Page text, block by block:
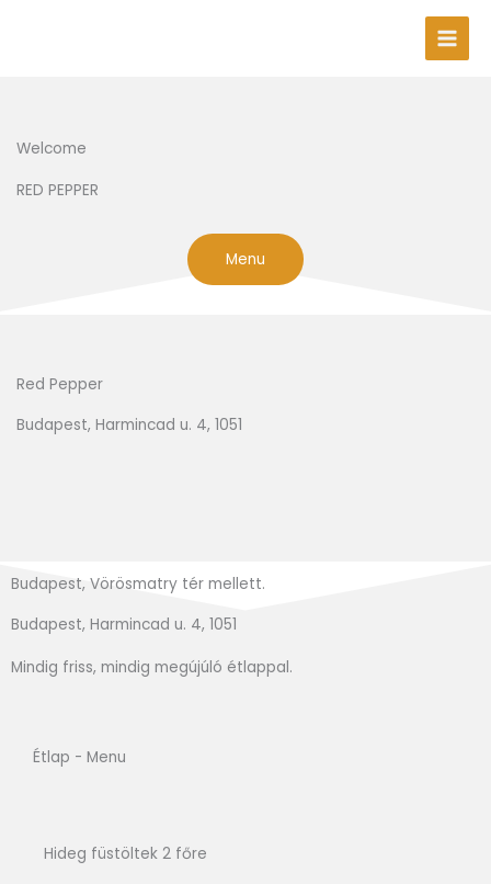
Welcome
RED PEPPER
Menu
Red Pepper
Budapest, Harmincad u. 4, 1051
Budapest, Vörösmatry tér mellett.
Budapest, Harmincad u. 4, 1051
Mindig friss, mindig megújúló étlappal.
Étlap - Menu
Hideg füstöltek 2 főre